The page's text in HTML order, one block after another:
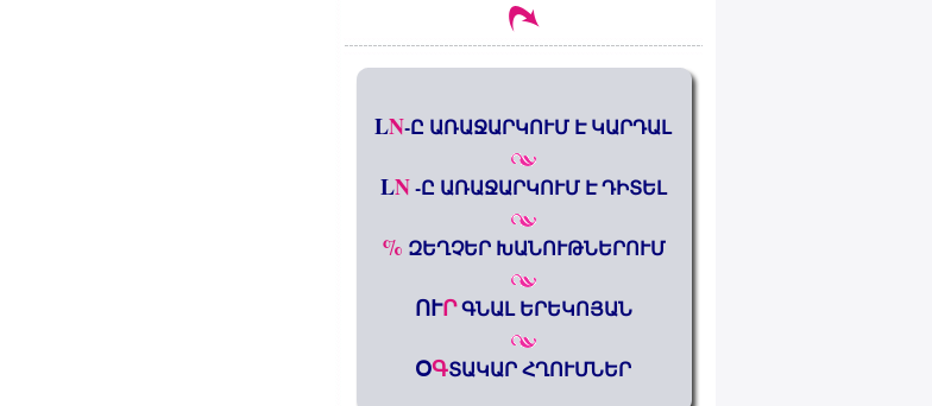
LN-Ը ԱՌԱՋԱՐԿՈՒՄ Է ԿԱՐԴԱԼ
LN-Ը ԱՌԱՋԱՐԿՈՒՄ Է ԴԻՏԵԼ
% ԶԵՂՉԵՐ ԽԱՆՈՒԹՆԵՐՈՒՄ
ՈՒՐԳՆԱԼ ԵՐԵԿՈՅԱՆ
ՕԳՏԱԿԱՐ ՀՂՈՒՄՆԵՐ